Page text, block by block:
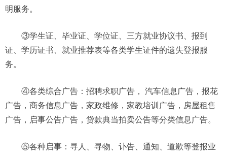
明服务。
③学生证、毕业证、学位证、三方就业协议书、报到
证、学历证书、就业推荐表等各类学生证件的遗失登报服
务。
④各类综合广告：招聘求职广告， 汽车信息广告，报花
广告，商务信息广告，家政维修，家教培训广告，房屋租售
广告，启事公告广告，贷款典当拍卖公告等分类信息广告。
⑤各种启事：寻人、寻物、讣告、通知、道歉等登报业